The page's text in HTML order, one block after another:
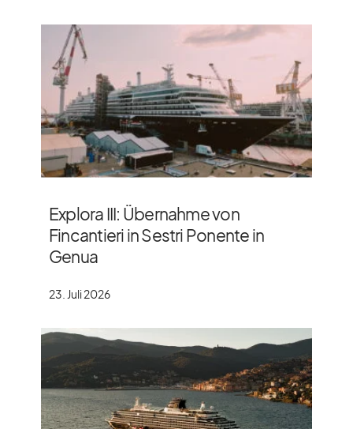
Explora III: Übernahme von
Fincantieri in Sestri Ponente in
Genua
23. Juli 2026